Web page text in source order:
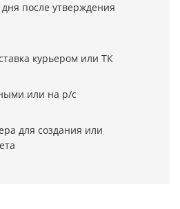
дня после утверждения
курьером или ТК
или на р/с
для создания или